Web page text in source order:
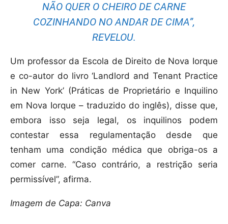
NÃO QUER O CHEIRO DE CARNE
COZINHANDO NO ANDAR DE CIMA”,
REVELOU.
Um professor da Escola de Direito de Nova Iorque
e co-autor do livro ‘Landlord and Tenant Practice
in New York’ (Práticas de Proprietário e Inquilino
em Nova Iorque – traduzido do inglês), disse que,
embora isso seja legal, os inquilinos podem
contestar essa regulamentação desde que
tenham uma condição médica que obriga-os a
comer carne. “Caso contrário, a restrição seria
permissível”, afirma.
Imagem de Capa: Canva